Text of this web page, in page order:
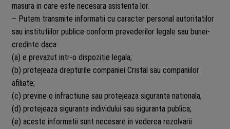
masura in care este necesara asistenta lor.
– Putem transmite informatii cu caracter personal autoritatilor
sau institutiilor publice conform prevederilor legale sau bunei-
credinte daca:
(a) e prevazut intr-o dispozitie legala;
(b) protejeaza drepturile companiei Cristal sau companiilor
afiliate;
(c) previne o infractiune sau protejeaza siguranta nationala;
(d) protejeaza siguranta individului sau siguranta publica;
(e) aceste informatii sunt necesare in vederea rezolvarii